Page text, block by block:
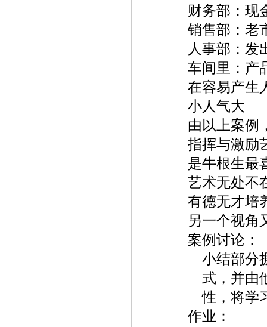
财务部：现
销售部：老
人事部：发
车间里：产
在容易产生
小人气大
由以上案例
指挥与激励
是牛根生最
艺术无处不
有德无才培
另一个视角
案例讨论：
小结部分
式，并由
性，将学
作业：